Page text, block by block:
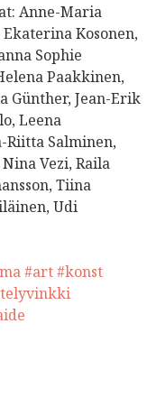
Anne-Maria
Kosonen,
Sophie
Paakkinen,
Günther, Jean-Erik
Leena
Riitta Salminen,
Vezi, Raila
Tiina
Udi
#art#konst